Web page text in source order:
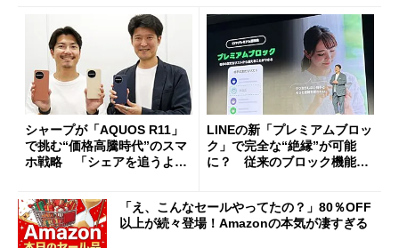
シャープが「AQUOS R11」
で挑む“価格高騰時代”のスマ
ホ戦略 「シェアを追うより
LINEの新「プレミアムブロッ
ク」で完全な“絶縁”が可能
に？ 従来のブロック機能と
「え、こんなセールやってたの？」80％OFF
以上が続々登場！Amazonの本気が凄すぎる